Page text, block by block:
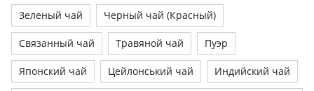
Зеленый чай Черный чай (Красный)
Связанный чай Травяной чай Пуэр
Японский чай Цейлонський чай Индийский чай